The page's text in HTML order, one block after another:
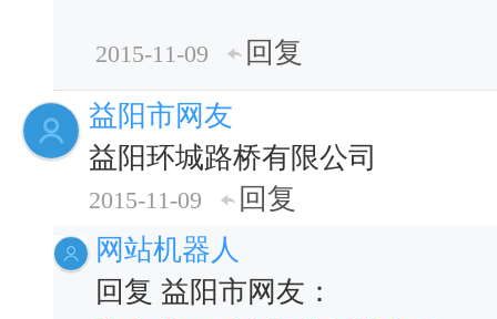
2015-11-09
回复
益阳市网友
益阳环城路桥有限公司
2015-11-09
回复
网站机器人
回复 益阳市网友：